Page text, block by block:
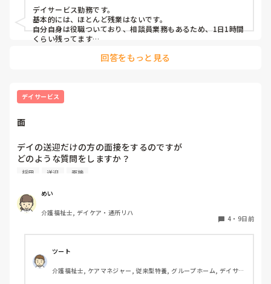
デイサービス勤務です。
基本的には、ほとんど残業はないです。
自分自身は役職ついており、相談員業務もあるため、1日1時間
くらい残ってます…
回答をもっと見る
デイサービス
面
デイの送迎だけの方の面接をするのですが
どのような質問をしますか？
またどのような質問をされましたか？
高齢者の送迎の肩の面接をする立場ははじめでアドバイスい
採用 送迎 面接
めい
介護福祉士, デイケア・通所リハ
4 ・ 9日前
ツート
介護福祉士, ケアマネジャー, 従来型特養, グループホーム, デイサー